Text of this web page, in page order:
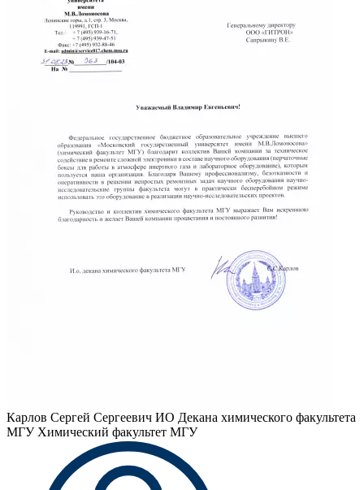
Карлов Сергей Сергеевич ИО Декана химического факультета
МГУ Химический факультет МГУ